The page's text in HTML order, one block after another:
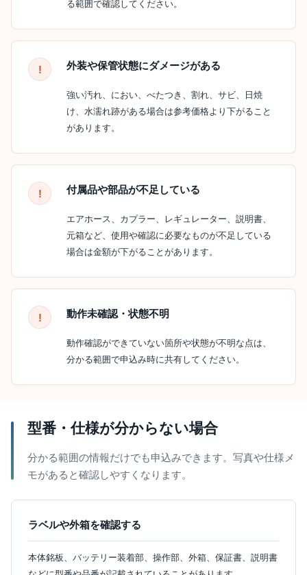
る範囲で確認してください。
外装や保管状態にダメージがある
強い汚れ、におい、べたつき、割れ、サビ、日焼
け、水濡れ跡がある場合は参考価格より下がること
があります。
付属品や部品が不足している
エアホース、カプラー、レギュレーター、説明書、
元箱など、使用や確認に必要なものが不足している
場合は金額が下がることがあります。
動作未確認・状態不明
動作確認ができていない箇所や状態が不明な点は、
分かる範囲で申込み時に共有してください。
型番・仕様が分からない場合
分かる範囲の情報だけでも申込みできます。写真や仕様メ
モがあると確認しやすくなります。
ラベルや外箱を確認する
本体銘板、バッテリー装着部、操作部、外箱、保証書、説明書